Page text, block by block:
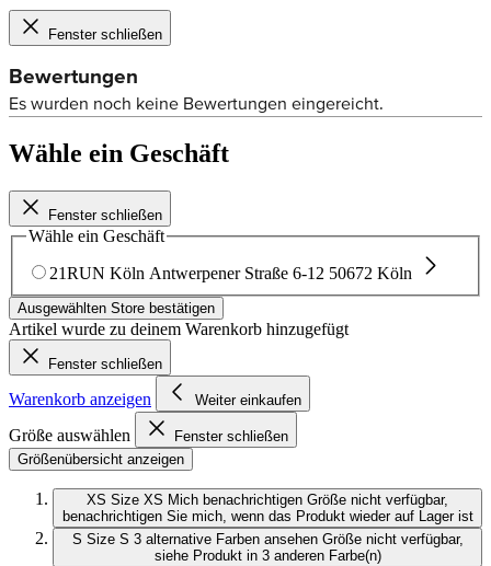
Fenster schließen
Wähle ein Geschäft
Fenster schließen
Wähle ein Geschäft
21RUN Köln Antwerpener Straße 6-12 50672 Köln
Ausgewählten Store bestätigen
Artikel wurde zu deinem Warenkorb hinzugefügt
Fenster schließen
Warenkorb anzeigen Weiter einkaufen
Größe auswählen
Fenster schließen
Größenübersicht anzeigen
XS Size XS Mich benachrichtigen Größe nicht verfügbar,
benachrichtigen Sie mich, wenn das Produkt wieder auf Lager ist
S Size S 3 alternative Farben ansehen Größe nicht verfügbar,
siehe Produkt in 3 anderen Farbe(n)